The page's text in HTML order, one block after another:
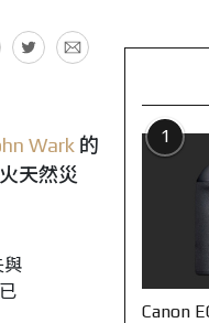
Wark 的
天然災
與
1
Canon